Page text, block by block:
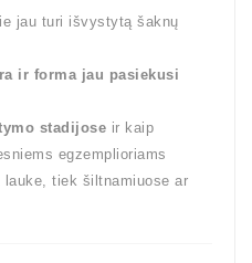
jau turi išvystytą šaknų
ir forma jau pasiekusi
stadijose ir kaip
egzemplioriams
tiek šiltnamiuose ar